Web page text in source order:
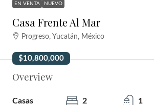
EN VENTA NUEVO
Casa Frente Al Mar
Progreso, Yucatán, México
$10,800,000
Overview
Casas 2 1